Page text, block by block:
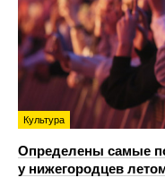
Культура
Определены самые
у нижегородцев